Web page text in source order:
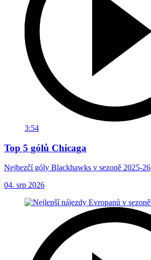
3:54
Top 5 gólů Chicaga
Nejhezčí góly Blackhawks v sezoně 2025-26
04. srp 2026